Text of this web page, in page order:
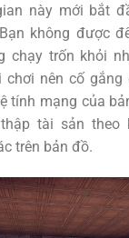
này mới bắt
không được
chạy trốn khỏi
chơi nên cố gắng
tính mạng của
tài sản theo
trên bản đồ.